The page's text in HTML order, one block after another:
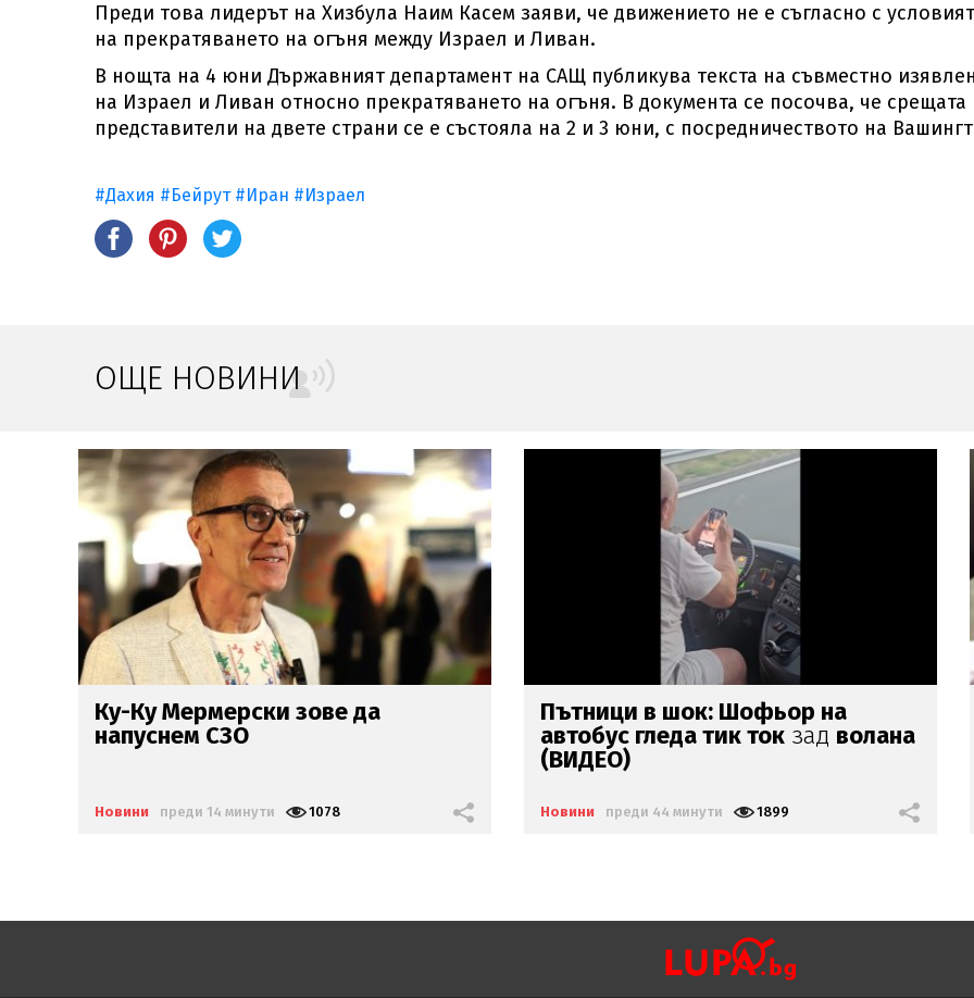
Преди това лидерът на Хизбула Наим Касем заяви, че движението не е съгласно с
на прекратяването на огъня между Израел и Ливан.
В нощта на 4 юни Държавният департамент на САЩ публикува текста на съвместно
на Израел и Ливан относно прекратяването на огъня. В документа се посочва, че срещата
представители на двете страни се е състояла на 2 и 3 юни, с посредничеството на
#Дахия #Бейрут #Иран #Израел
ОЩЕ НОВИНИ
Пътници в шок: Шофьор на
автобус гледа тик ток
(ВИДЕО)
Новини преди 44 минути 1899
ИвайлоМирчев за дрона у нас:
Кремъл разширява натиска
извънбойното поле
Новини преди 49 минути 1571